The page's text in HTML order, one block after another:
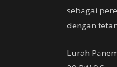
sebagai
dengan
Lurah